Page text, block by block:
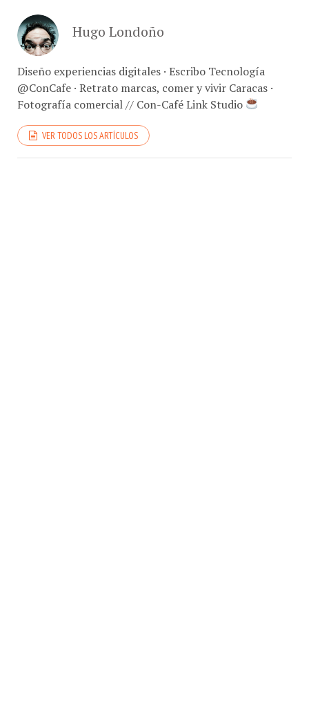
Diseño experiencias digitales · Escribo Tecnología
@ConCafe · Retrato marcas, comer y vivir Caracas ·
Fotografía comercial // Con-Café Link Studio